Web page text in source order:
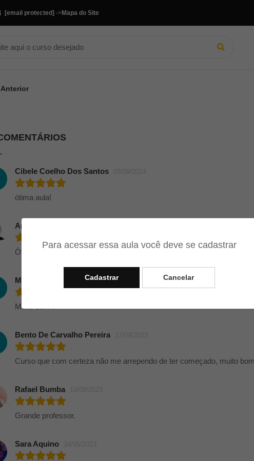
Para acessar essa aula você deve se cadastrar
Cadastrar Cancelar
[email protected] ->Mapa do Site
Anterior
Cibele Coelho Dos Santos
ótima aula!
Artur Marthendal De Quadra
Ótima explicação!
Milena Verdi Ferronatto 18/10/2023
Muito bom !
Bento De Carvalho Pereira
Curso que com certeza não me arrependo de ter começado, muito
Rafael Bumba
Grande professor.
Sara Aquino